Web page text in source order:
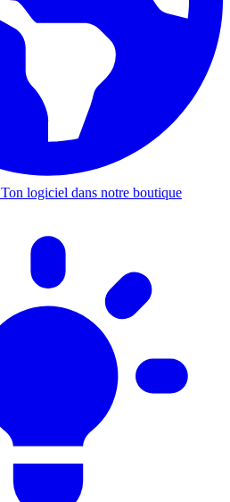
Ton logiciel dans notre boutique